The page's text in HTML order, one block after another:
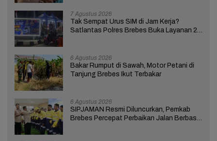
7 Agustus 2026
Tak Sempat Urus SIM di Jam Kerja?
Satlantas Polres Brebes Buka Layanan 24
6 Agustus 2026
Bakar Rumput di Sawah, Motor Petani di
Tanjung Brebes Ikut Terbakar
6 Agustus 2026
SIPJAMAN Resmi Diluncurkan, Pemkab
Brebes Percepat Perbaikan Jalan Berbasis